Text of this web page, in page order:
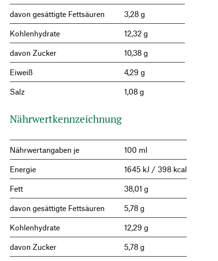
davon gesättigte Fettsäuren 3,28 g
Kohlenhydrate 12,32 g
davon Zucker 10,38 g
Eiweiß 4,29 g
Salz 1,08 g
Nährwertkennzeichnung
Nährwertangaben je 100 ml
Energie 1645 kJ / 398 kcal
Fett 38,01 g
davon gesättigte Fettsäuren 5,78 g
Kohlenhydrate 12,29 g
davon Zucker 5,78 g